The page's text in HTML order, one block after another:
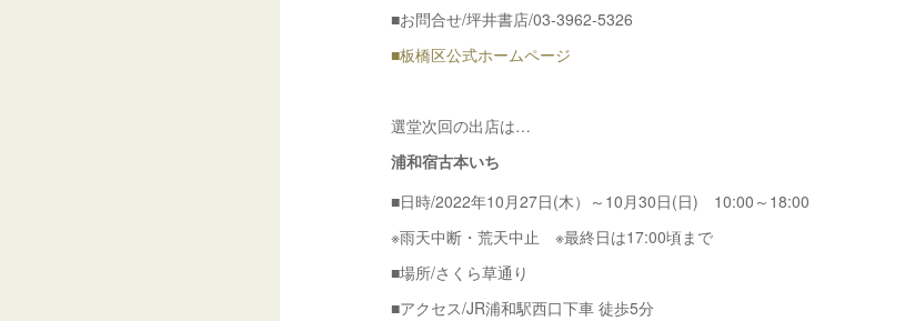
■お問合せ/坪井書店/03-3962-5326
■板橋区公式ホームページ
選堂次回の出店は…
浦和宿古本いち
■日時/2022年10月27日(木）～10月30日(日) 10:00～18:00
※雨天中断・荒天中止 ※最終日は17:00頃まで
■場所/さくら草通り
■アクセス/JR浦和駅西口下車 徒歩5分